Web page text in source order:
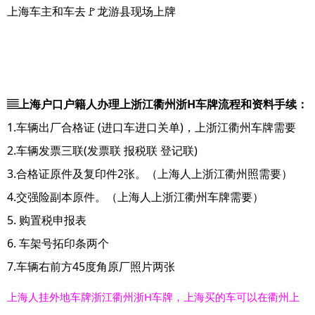
上海车主和车去🚩龙游县现场上牌
▤上海户口户籍人办理上浙江衢州浙H车牌流程和资料手续：
1.车辆出厂合格证 (进口车进口关单)，上浙江衢州车牌需要
2.车辆发票三联(发票联 报税联 登记联)
3.合格证原件及复印件2张。（上海人上浙江衢州照需要）
4.交强险副本原件。（上海人上浙江衢州车牌需要）
5. 购置税申报表
6. 车架号拓印条两个
7.车辆右前方45度角原厂照片两张
上海人挂外地车牌浙江衢州浙H车牌，上海买的车可以在衢州上